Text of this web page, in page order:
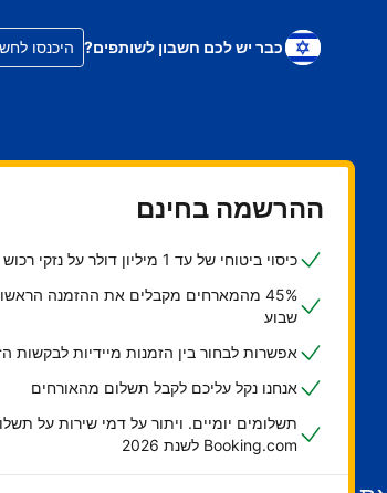
כבר יש לכם חשבון לשותפים? היכנסו
ההרשמה בחינם
כיסוי ביטוחי של עד 1 מיליון דולר על נזקי רכוש
45% מהמארחים מקבלים את ההזמנה
שבוע
אפשרות לבחור בין הזמנות מיידיות לבקשות
אנחנו נקל עליכם לקבל תשלום מהאורחים
תשלומים יומיים. ויתור על דמי שירות על
Booking.com לשנת 2026